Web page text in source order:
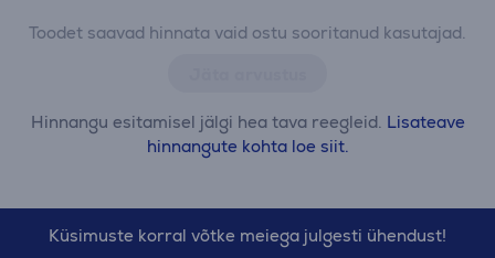
Toodet saavad hinnata vaid ostu sooritanud kasutajad.
Hinnangu esitamisel jälgi hea tava reegleid. Lisateave
hinnangute kohta loe siit.
Küsimuste korral võtke meiega julgesti ühendust!